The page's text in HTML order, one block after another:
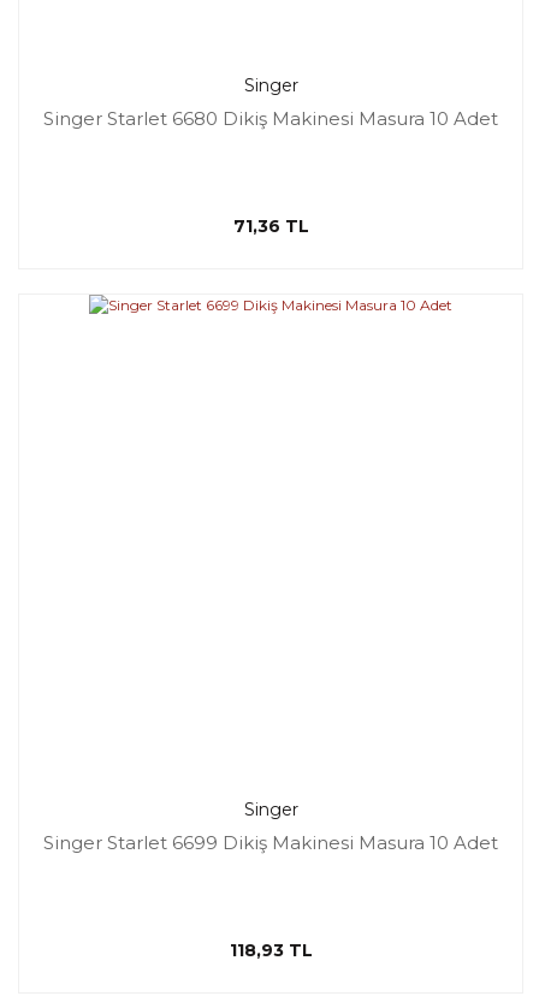
Singer
Singer Starlet 6680 Dikiş Makinesi Masura 10 Adet
71,36 TL
Singer
Singer Starlet 6699 Dikiş Makinesi Masura 10 Adet
118,93 TL